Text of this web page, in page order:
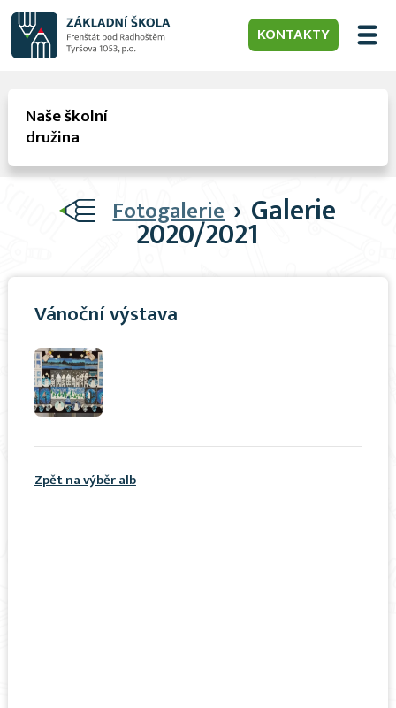
KONTAKTY
Naše školní
družina
Fotogalerie › Galerie
2020/2021
Vánoční výstava
Zpět na výběr alb